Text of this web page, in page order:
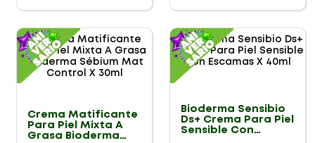
Crema Matificante
Para Piel Mixta A
Grasa Bioderma
Bioderma Sensibio
Ds+ Crema Para Piel
Sensible Con